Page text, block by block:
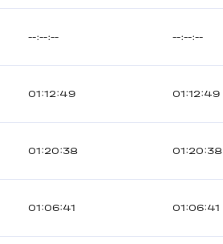
--:--:-- --:--:--
01:12:49 01:12:49
01:20:38 01:20:38
01:06:41 01:06:41